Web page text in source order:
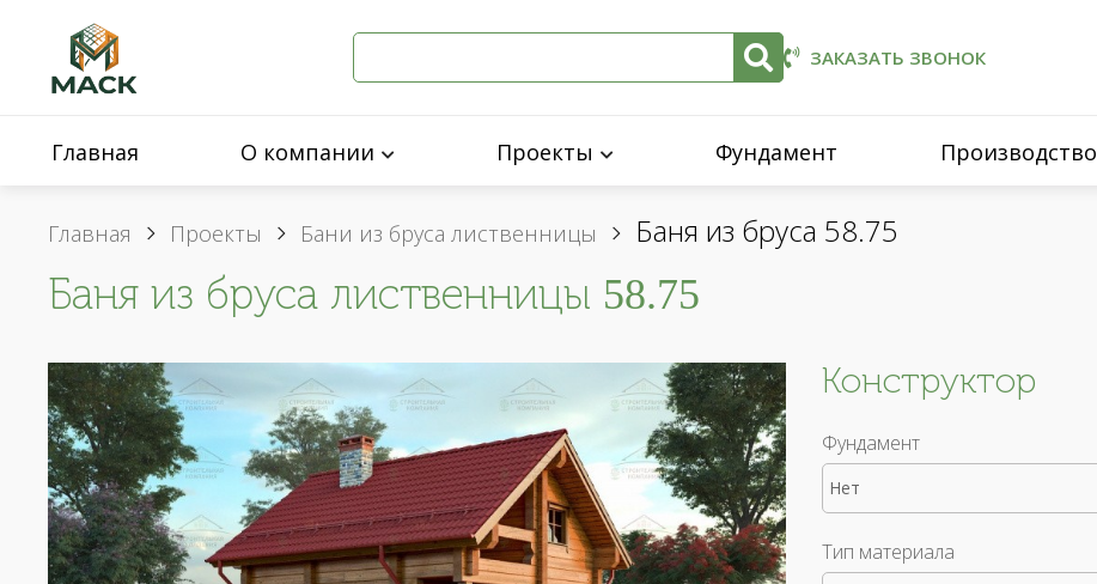
ЗАКАЗАТЬ ЗВОНОК
Главная О компании Проекты Фундамент Производство
Главная Проекты Бани из бруса лиственницы Баня из бруса 58.75
Баня из бруса лиственницы 58.75
Конструктор
Фундамент
Нет
Тип материала